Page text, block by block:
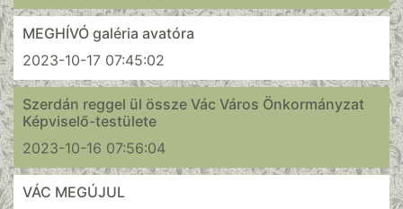
MEGHÍVÓ galéria avatóra
2023-10-17 07:45:02
Szerdán reggel ül össze Vác Város Önkormányzat
Képviselő-testülete
2023-10-16 07:56:04
VÁC MEGÚJUL